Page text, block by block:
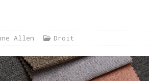
Allen Droit